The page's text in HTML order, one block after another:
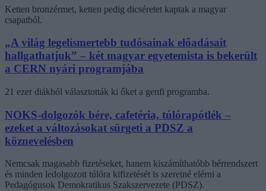
Ketten bronzérmet, ketten pedig dicséretet kaptak a magyar
csapatból.
„A világ legelismertebb tudósainak előadásait
hallgathatjuk” – két magyar egyetemista is bekerült
a CERN nyári programjába
21 ezer diákból választották ki őket a genfi programba.
NOKS-dolgozók bére, cafetéria, túlórapótlék –
ezeket a változásokat sürgeti a PDSZ a
köznevelésben
Nemcsak magasabb fizetéseket, hanem kiszámíthatóbb bérrendszert
és minden ledolgozott túlóra kifizetését is szeretné elérni a
Pedagógusok Demokratikus Szakszervezete (PDSZ).